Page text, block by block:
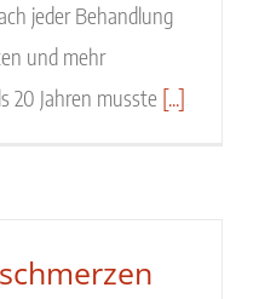
jeder Behandlung
und mehr
20 Jahren musste [...]